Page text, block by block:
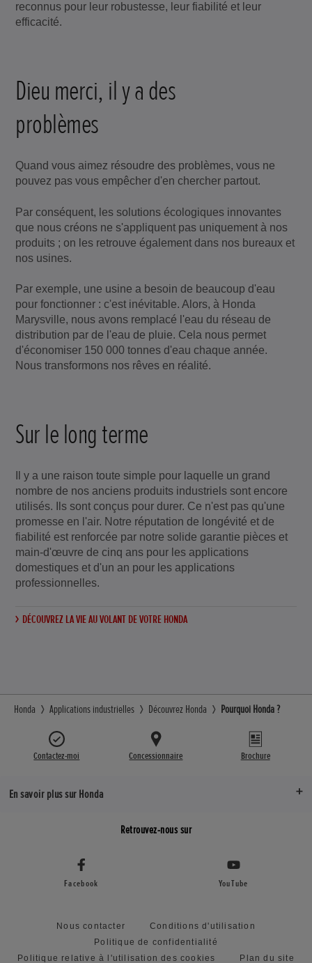
reconnus pour leur robustesse, leur fiabilité et leur
efficacité.
Dieu merci, il y a des
problèmes
Quand vous aimez résoudre des problèmes, vous ne
pouvez pas vous empêcher d'en chercher partout.
Par conséquent, les solutions écologiques innovantes
que nous créons ne s'appliquent pas uniquement à nos
produits ; on les retrouve également dans nos bureaux et
nos usines.
Par exemple, une usine a besoin de beaucoup d'eau
pour fonctionner : c'est inévitable. Alors, à Honda
Marysville, nous avons remplacé l'eau du réseau de
distribution par de l'eau de pluie. Cela nous permet
d'économiser 150 000 tonnes d'eau chaque année.
Nous transformons nos rêves en réalité.
Sur le long terme
Il y a une raison toute simple pour laquelle un grand
nombre de nos anciens produits industriels sont encore
utilisés. Ils sont conçus pour durer. Ce n'est pas qu'une
promesse en l'air. Notre réputation de longévité et de
fiabilité est renforcée par notre solide garantie pièces et
main-d'œuvre de cinq ans pour les applications
domestiques et d'un an pour les applications
professionnelles.
DÉCOUVREZ LA VIE AU VOLANT DE VOTRE HONDA
Honda Applications industrielles Découvrez Honda Pourquoi Honda ?
Contactez-moi Concessionnaire Brochure
En savoir plus sur Honda
Retrouvez-nous sur
Facebook YouTube
Nous contacter
Conditions d'utilisation
Politique de confidentialité
Politique relative à l'utilisation des cookies
Plan du site